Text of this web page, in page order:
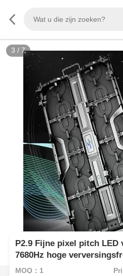
3 / 7
P2.9 Fijne pixel pitch LED
7680Hz hoge
stroom- en signaalback-up
MOQ：1